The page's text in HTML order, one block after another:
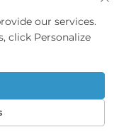
our services.
click Personalize